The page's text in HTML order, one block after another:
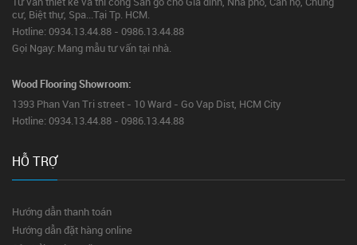
cư, Biệt thự, Spa...Tại Tp. HCM.
Hotline: 0934.13.44.88 - 0986.13.44.88
Gọi Ngay: Mang mẫu tư vấn tại nhà.
Wood Flooring Showroom:
1393 Phan Van Tri street - 10 Ward - Go Vap Dist, HCM City
Hotline: 0934.13.44.88 - 0986.13.44.88
HỖ TRỢ
Hướng dẫn thanh toán
Hướng dẫn đặt hàng online